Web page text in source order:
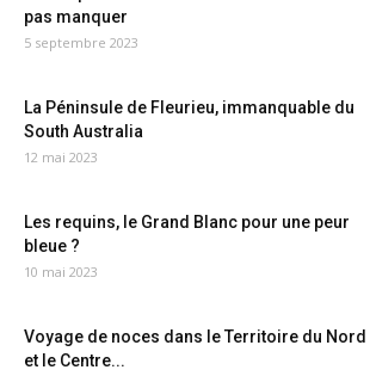
pas manquer
5 septembre 2023
La Péninsule de Fleurieu, immanquable du
South Australia
12 mai 2023
Les requins, le Grand Blanc pour une peur
bleue ?
10 mai 2023
Voyage de noces dans le Territoire du Nord
et le Centre...